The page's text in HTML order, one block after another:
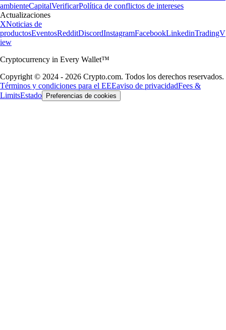
ambienteCapitalVerificarPolítica de conflictos de intereses
Actualizaciones
XNoticias de
productosEventosRedditDiscordInstagramFacebookLinkedinTradingV
iew
Cryptocurrency in Every Wallet™
Copyright © 2024 - 2026 Crypto.com. Todos los derechos reservados.
Términos y condiciones para el EEEaviso de privacidadFees &
LimitsEstado Preferencias de cookies